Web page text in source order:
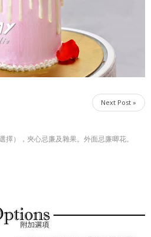
Next Post »
），夾心忌廉及雜果。外面忌廉唧花。